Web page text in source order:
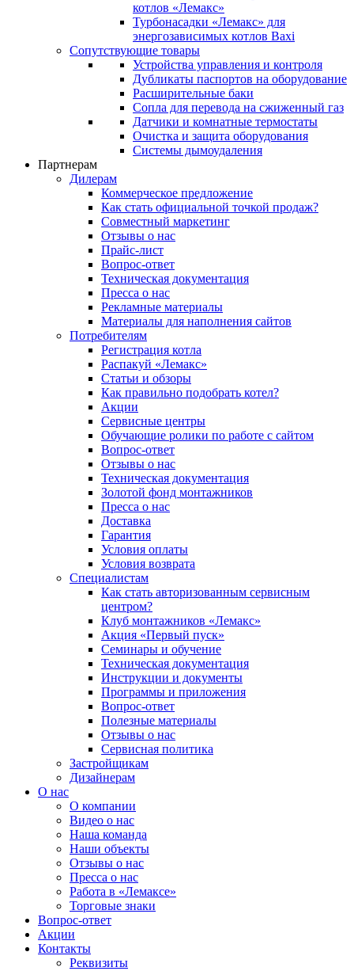
котлов «Лемакс»
Турбонасадки «Лемакс» для
энергозависимых котлов Baxi
Сопутствующие товары
Устройства управления и контроля
Дубликаты паспортов на оборудование
Расширительные баки
Сопла для перевода на сжиженный газ
Датчики и комнатные термостаты
Очистка и защита оборудования
Системы дымоудаления
Партнерам
Дилерам
Коммерческое предложение
Как стать официальной точкой продаж?
Совместный маркетинг
Отзывы о нас
Прайс-лист
Вопрос-ответ
Техническая документация
Пресса о нас
Рекламные материалы
Материалы для наполнения сайтов
Потребителям
Регистрация котла
Распакуй «Лемакс»
Статьи и обзоры
Как правильно подобрать котел?
Акции
Сервисные центры
Обучающие ролики по работе с сайтом
Вопрос-ответ
Отзывы о нас
Техническая документация
Золотой фонд монтажников
Пресса о нас
Доставка
Гарантия
Условия оплаты
Условия возврата
Специалистам
Как стать авторизованным сервисным
центром?
Клуб монтажников «Лемакс»
Акция «Первый пуск»
Семинары и обучение
Техническая документация
Инструкции и документы
Программы и приложения
Вопрос-ответ
Полезные материалы
Отзывы о нас
Сервисная политика
Застройщикам
Дизайнерам
О нас
О компании
Видео о нас
Наша команда
Наши объекты
Отзывы о нас
Пресса о нас
Работа в «Лемаксе»
Торговые знаки
Вопрос-ответ
Акции
Контакты
Реквизиты